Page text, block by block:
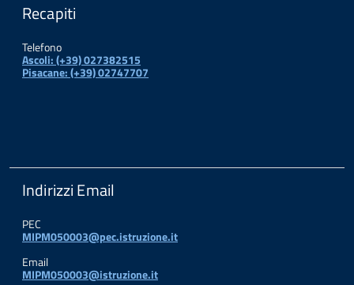
Recapiti
Telefono
Ascoli: (+39) 027382515
Pisacane: (+39) 02747707
Indirizzi Email
PEC
MIPM050003@pec.istruzione.it
Email
MIPM050003@istruzione.it